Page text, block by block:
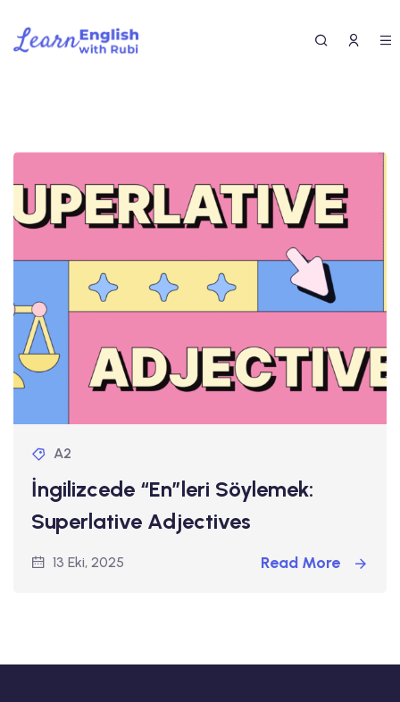
A2
İngilizcede “En”leri Söylemek:
Superlative Adjectives
13 Eki, 2025 Read More